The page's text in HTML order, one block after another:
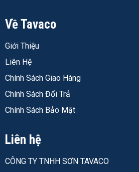
Về Tavaco
Giới Thiệu
Liên Hệ
Chính Sách Giao Hàng
Chính Sách Đổi Trả
Chính Sách Bảo Mật
Liên hệ
CÔNG TY TNHH SƠN TAVACO